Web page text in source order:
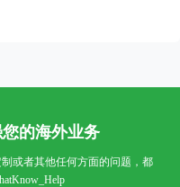
的海外业务
或者其他任何方面的问题，都